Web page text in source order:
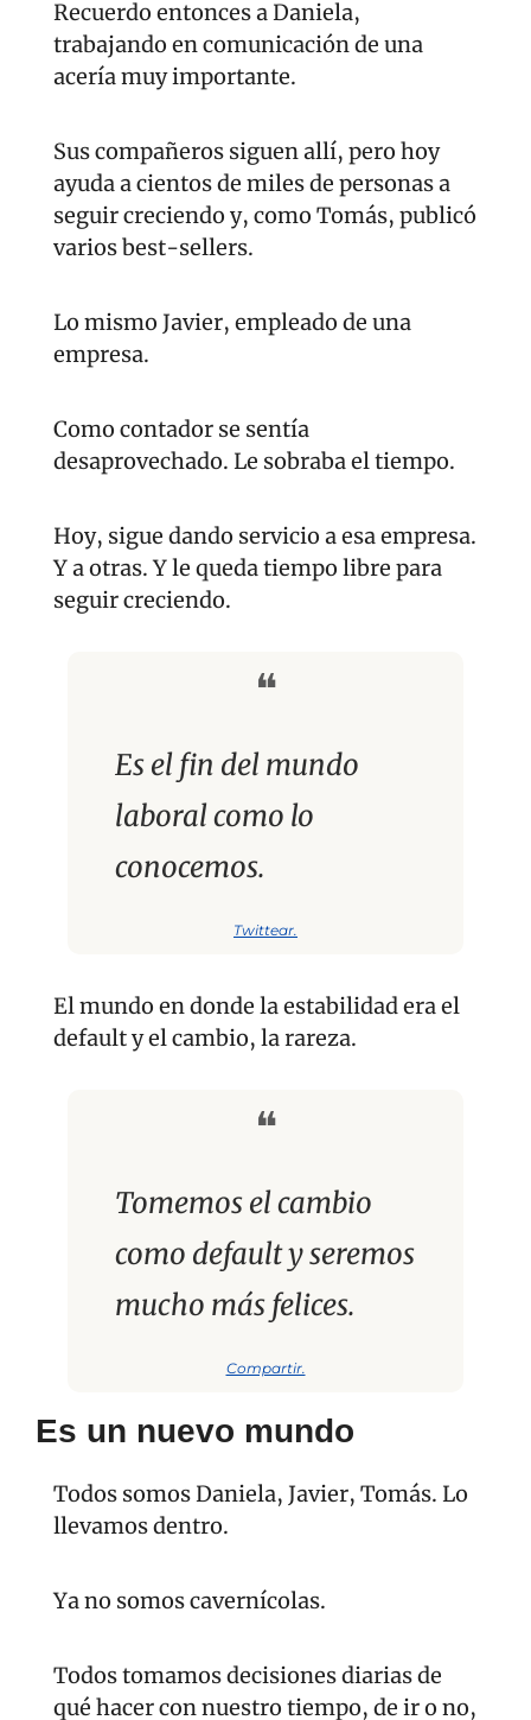
Recuerdo entonces a Daniela,
trabajando en comunicación de una
acería muy importante.
Sus compañeros siguen allí, pero hoy
ayuda a cientos de miles de personas a
seguir creciendo y, como Tomás, publicó
varios best-sellers.
Lo mismo Javier, empleado de una
empresa.
Como contador se sentía
desaprovechado. Le sobraba el tiempo.
Hoy, sigue dando servicio a esa empresa.
Y a otras. Y le queda tiempo libre para
seguir creciendo.
❝
Es el fin del mundo
laboral como lo
conocemos.
Twittear.
El mundo en donde la estabilidad era el
default y el cambio, la rareza.
❝
Tomemos el cambio
como default y seremos
mucho más felices.
Compartir.
Es un nuevo mundo
Todos somos Daniela, Javier, Tomás. Lo
llevamos dentro.
Ya no somos cavernícolas.
Todos tomamos decisiones diarias de
qué hacer con nuestro tiempo, de ir o no,